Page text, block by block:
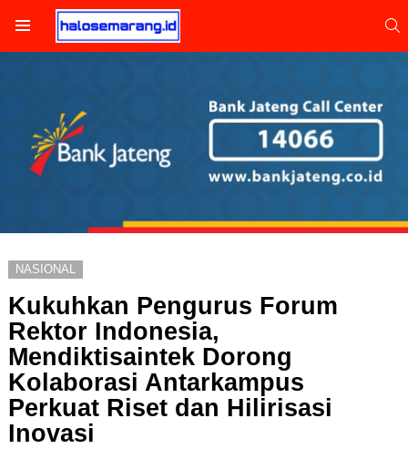
NASIONAL
Kukuhkan Pengurus Forum
Rektor Indonesia,
Mendiktisaintek Dorong
Kolaborasi Antarkampus
Perkuat Riset dan Hilirisasi
Inovasi